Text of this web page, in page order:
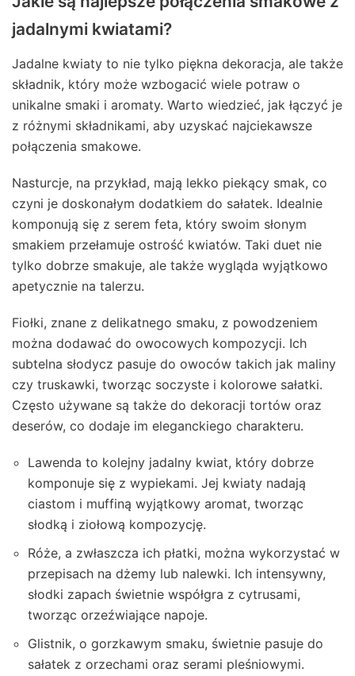
jadalnymi kwiatami?
Jadalne kwiaty to nie tylko piękna dekoracja, ale także
składnik, który może wzbogacić wiele potraw o
unikalne smaki i aromaty. Warto wiedzieć, jak łączyć je
z różnymi składnikami, aby uzyskać najciekawsze
połączenia smakowe.
Nasturcje, na przykład, mają lekko piekący smak, co
czyni je doskonałym dodatkiem do sałatek. Idealnie
komponują się z serem feta, który swoim słonym
smakiem przełamuje ostrość kwiatów. Taki duet nie
tylko dobrze smakuje, ale także wygląda wyjątkowo
apetycznie na talerzu.
Fiołki, znane z delikatnego smaku, z powodzeniem
można dodawać do owocowych kompozycji. Ich
subtelna słodycz pasuje do owoców takich jak maliny
czy truskawki, tworząc soczyste i kolorowe sałatki.
Często używane są także do dekoracji tortów oraz
deserów, co dodaje im eleganckiego charakteru.
Lawenda to kolejny jadalny kwiat, który dobrze
komponuje się z wypiekami. Jej kwiaty nadają
ciastom i muffiną wyjątkowy aromat, tworząc
słodką i ziołową kompozycję.
Róże, a zwłaszcza ich płatki, można wykorzystać w
przepisach na dżemy lub nalewki. Ich intensywny,
słodki zapach świetnie współgra z cytrusami,
tworząc orzeźwiające napoje.
Glistnik, o gorzkawym smaku, świetnie pasuje do
sałatek z orzechami oraz serami pleśniowymi.